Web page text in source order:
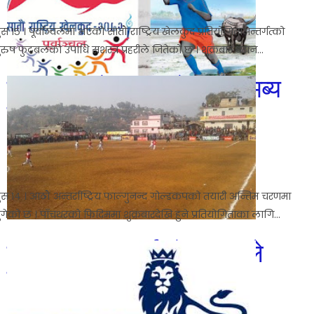
5:07 AM
१५ । पूर्वाञ्चलमा भएको सातौं राष्ट्रिय खेलकुद प्रतियोगिताअन्तर्गत्को
फुटबलको उपाधि सशस्त्र प्रहरीले जितेको छ । शुक्रबार धरान...
फाल्गुनन्द गोल्डकपको तयारी भब्य
हुदै
No comments
Dec 30, 2016
5:22 AM
१४ । आठौं अन्तर्राष्ट्रिय फाल्गुनन्द गोल्डकपको तयारी अन्तिम चरणमा
छ । पाँचथरको फिदिममा शुक्रबारदेखि हुने प्रतियोगिताका लागि...
साउथह्याम्पटनलाई टोटनह्यामले